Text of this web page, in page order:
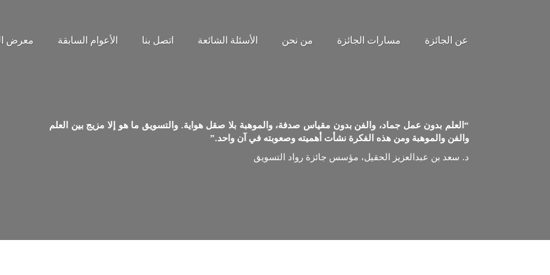
عن الجائزة مسارات الجائزة من نحن الأسئلة الشائعة اتصل بنا الأعوام السابقة معرض
“العلم بدون عمل جماد، والفن بدون مقياس صدفة، والموهبة بلا صقل هواية. والتسويق ما هو إلا مزيج بين العلم
والفن والموهبة ومن هذه الفكرة نشأت أهميته وصعوبته في آن واحد.”
د. سعد بن عبدالعزيز الحقيل، مؤسس جائزة رواد التسويق